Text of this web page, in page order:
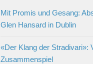
Mit Promis und Gesang:
Glen Hansard in Dublin
«Der Klang der Stradivari»:
Zusammenspiel